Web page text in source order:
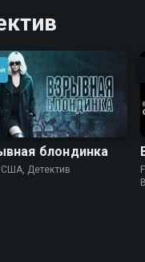
блондинка
Детектив